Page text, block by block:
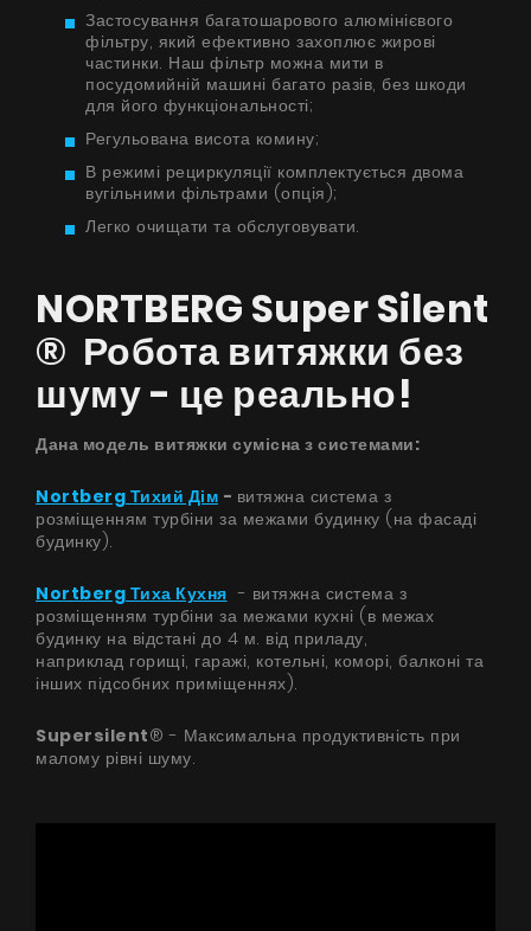
Застосування багатошарового алюмінієвого
фільтру, який ефективно захоплює жирові
частинки. Наш фільтр можна мити в
посудомийній машині багато разів, без шкоди
для його функціональності;
Регульована висота комину;
В режимі рециркуляції комплектується двома
вугільними фільтрами (опція);
Легко очищати та обслуговувати.
NORTBERG Super Silent
® Робота витяжки без
шуму - це реально!
Дана модель витяжки сумісна з системами:
Nortberg Тихий Дім - витяжна система з
розміщенням турбіни за межами будинку (на фасаді
будинку).
Nortberg Тиха Кухня - витяжна система з
розміщенням турбіни за межами кухні (в межах
будинку на відстані до 4 м. від приладу,
наприклад горищі, гаражі, котельні, коморі, балконі та
інших підсобних приміщеннях).
Supersilent® - Максимальна продуктивність при
малому рівні шуму.